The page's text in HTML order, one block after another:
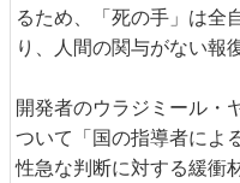
るため、「死の手」は全
り、人間の関与がない報
開発者のウラジミール・
ついて「国の指導者によ
性急な判断に対する緩衝